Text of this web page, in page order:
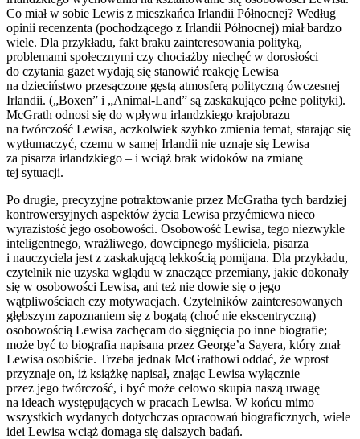
Co miał w sobie Lewis z mieszkańca Irlandii Północnej? Według
opinii recenzenta (pochodzącego z Irlandii Północnej) miał bardzo
wiele. Dla przykładu, fakt braku zainteresowania polityką,
problemami społecznymi czy chociażby niechęć w dorosłości
do czytania gazet wydają się stanowić reakcję Lewisa
na dzieciństwo przesączone gęstą atmosferą polityczną ówczesnej
Irlandii. („Boxen” i „Animal-Land” są zaskakująco pełne polityki).
McGrath odnosi się do wpływu irlandzkiego krajobrazu
na twórczość Lewisa, aczkolwiek szybko zmienia temat, starając się
wytłumaczyć, czemu w samej Irlandii nie uznaje się Lewisa
za pisarza irlandzkiego – i wciąż brak widoków na zmianę
tej sytuacji.
Po drugie, precyzyjne potraktowanie przez McGratha tych bardziej
kontrowersyjnych aspektów życia Lewisa przyćmiewa nieco
wyrazistość jego osobowości. Osobowość Lewisa, tego niezwykle
inteligentnego, wrażliwego, dowcipnego myśliciela, pisarza
i nauczyciela jest z zaskakującą lekkością pomijana. Dla przykładu,
czytelnik nie uzyska wglądu w znaczące przemiany, jakie dokonały
się w osobowości Lewisa, ani też nie dowie się o jego
wątpliwościach czy motywacjach. Czytelników zainteresowanych
głębszym zapoznaniem się z bogatą (choć nie ekscentryczną)
osobowością Lewisa zachęcam do sięgnięcia po inne biografie;
może być to biografia napisana przez George’a Sayera, który znał
Lewisa osobiście. Trzeba jednak McGrathowi oddać, że wprost
przyznaje on, iż książkę napisał, znając Lewisa wyłącznie
przez jego twórczość, i być może celowo skupia naszą uwagę
na ideach występujących w pracach Lewisa. W końcu mimo
wszystkich wydanych dotychczas opracowań biograficznych, wiele
idei Lewisa wciąż domaga się dalszych badań.